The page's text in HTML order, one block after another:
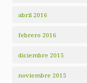
abril 2016
febrero 2016
diciembre 2015
noviembre 2015